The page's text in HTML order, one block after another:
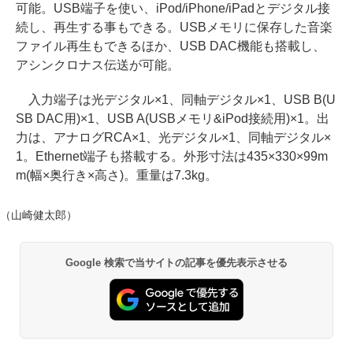
可能。USB端子を使い、iPod/iPhone/iPadとデジタル接
続し、再生する事もできる。USBメモリに保存した音楽
ファイル再生もできるほか、USB DAC機能も搭載し、
アシンクロナス伝送が可能。
入力端子は光デジタル×1、同軸デジタル×1、USB B(U
SB DAC用)×1、USB A(USBメモリ&iPod接続用)×1。出
力は、アナログRCA×1、光デジタル×1、同軸デジタル×
1。Ethernet端子も搭載する。外形寸法は435×330×99m
m(幅×奥行き×高さ)。重量は7.3kg。
（山崎健太郎）
Google 検索で当サイトの記事を優先表示させる